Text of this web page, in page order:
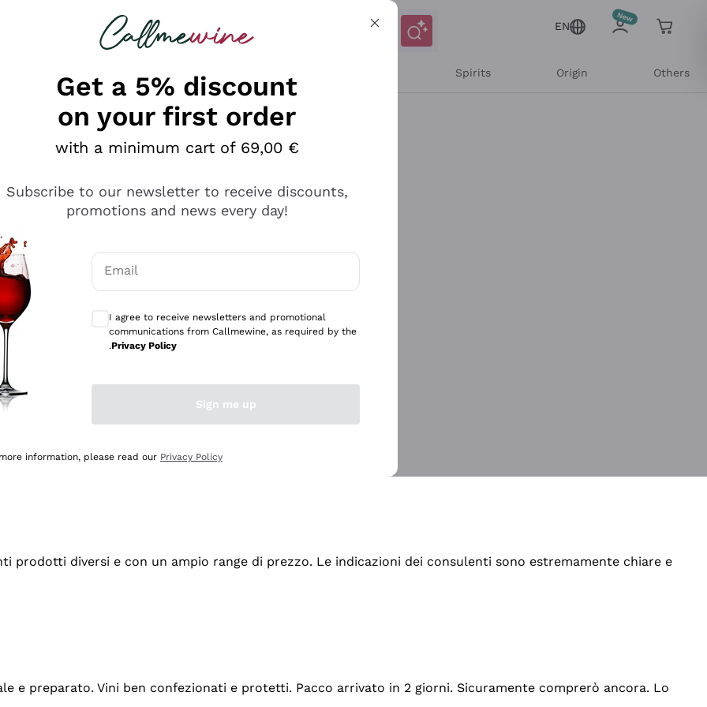
looking for
EN
Spirits Origin Others
professionalità
diversi e con un ampio range di prezzo. Le indicazioni dei consulenti sono estremamente chiare e
e preparato. Vini ben confezionati e protetti. Pacco arrivato in 2 giorni. Sicuramente comprerò ancora. Lo
Get a 5% discount
on your first order
with a minimum cart of 69,00 €
Subscribe to our newsletter to receive discounts,
promotions and news every day!
Email
I agree to receive newsletters and promotional
communications from Callmewine, as required by the
.Privacy Policy
Sign me up
information, please read our Privacy Policy